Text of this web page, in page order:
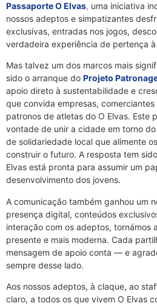
Passaporte O Elvas, uma iniciativa
nossos adeptos e simpatizantes
exclusivas, entradas nos jogos,
verdadeira experiência de pertença
Mas talvez um dos marcos mais
sido o arranque do Projeto
apoio direto à sustentabilidade e
que convida empresas,
patronos de atletas do O Elvas. Este
vontade de unir a cidade em torno
de solidariedade local que alimente
construir o futuro. A resposta tem
Elvas está pronta para assumir um
desenvolvimento dos jovens.
A comunicação também ganhou um
presença digital, conteúdos
interação com os adeptos, tornámos
presente e mais moderna. Cada
mensagem de apoio conta — e
sempre desse lado.
Aos nossos adeptos, à claque, ao
claro, a todos os que vivem O Elvas